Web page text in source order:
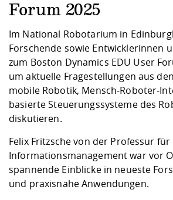
Career Service
Angebote für
Kontakt und Anfahrt
Qualitätssicherung
Forum 2025
Im National Robotarium in
Forschende sowie Entwicklerinnen
zum Boston Dynamics EDU User
um aktuelle Fragestellungen aus
mobile Robotik, Mensch-Roboter-
basierte Steuerungssysteme des
diskutieren.
Felix Fritzsche von der Professur für
Informationsmanagement war vor
spannende Einblicke in neueste
und praxisnahe Anwendungen.